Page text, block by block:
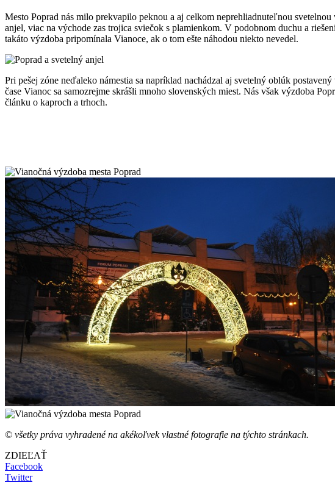
Mesto Poprad nás milo prekvapilo peknou a aj celkom neprehliadnuteľnou
anjel, viac na východe zas trojica sviečok s plamienkom. V podobnom duchu a
takáto výzdoba pripomínala Vianoce, ak o tom ešte náhodou niekto nevedel.
Pri pešej zóne neďaleko námestia sa napríklad nachádzal aj svetelný oblúk
čase Vianoc sa samozrejme skrášli mnoho slovenských miest. Nás však výzdoba
článku o kaproch a trhoch.
© všetky práva vyhradené na akékoľvek vlastné fotografie na týchto stránkach.
ZDIEĽAŤ
Facebook
Twitter